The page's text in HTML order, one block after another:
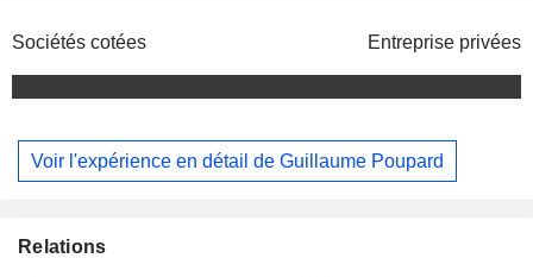
Sociétés cotées Entreprise privées
Voir l'expérience en détail de Guillaume Poupard
Relations